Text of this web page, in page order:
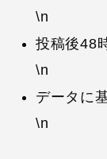
\n
投稿後48
\n
データに
\n